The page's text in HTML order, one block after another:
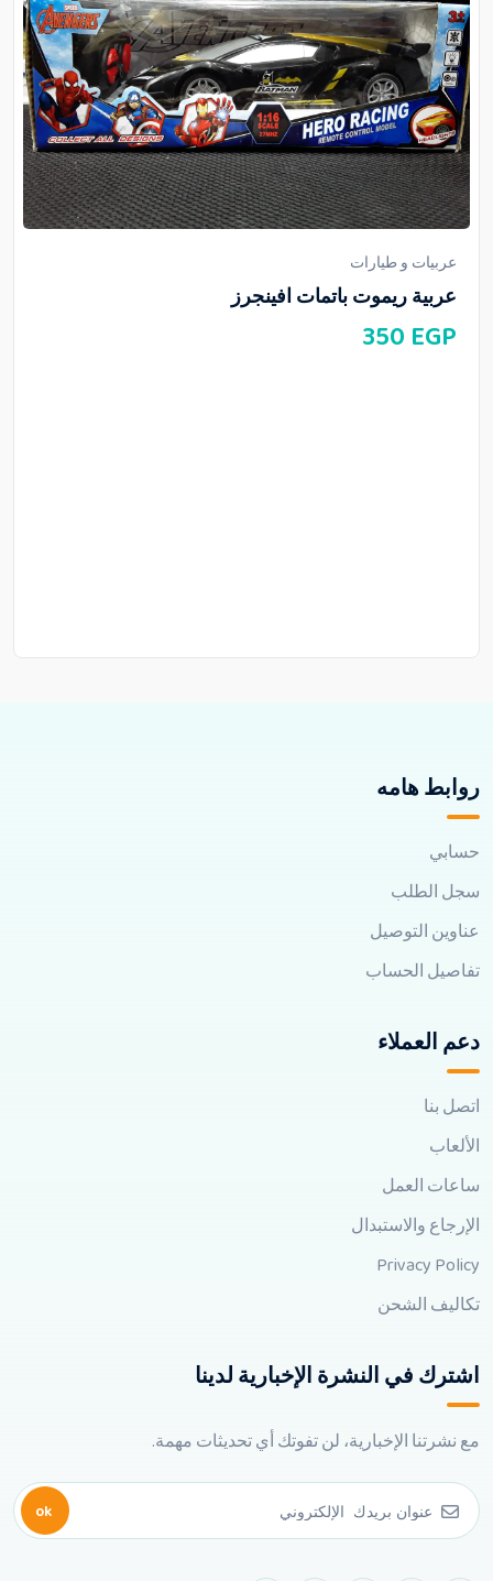
عربيات و طيارات
عربية ريموت باتمات افينجرز
350 EGP
روابط هامه
حسابي
سجل الطلب
عناوين التوصيل
تفاصيل الحساب
دعم العملاء
اتصل بنا
الألعاب
ساعات العمل
الإرجاع والاستبدال
Privacy Policy
تكاليف الشحن
اشترك في النشرة الإخبارية لدينا
مع نشرتنا الإخبارية، لن تفوتك أي تحديثات مهمة.
ok